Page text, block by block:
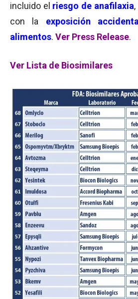
incluido el riesgo de anafilaxia
con la exposición
alimentos. Ver Press Release.
Ver Lista de Biosimilares